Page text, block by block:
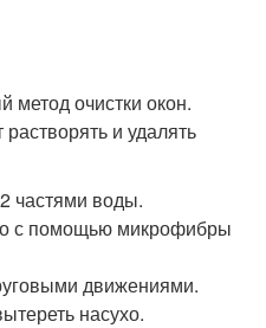
метод очистки окон.
растворять и удалять
частями воды.
с помощью микрофибры
движениями.
насухо.